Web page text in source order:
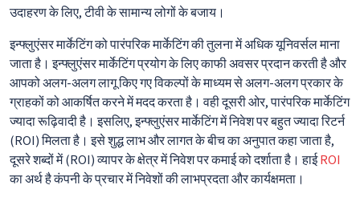
उदाहरण के लिए, टीवी के सामान्य लोगों के बजाय।
इन्फ्लुएंसर मार्केटिंग को पारंपरिक मार्केटिंग की तुलना में अधिक यूनिवर्सल माना
जाता है। इन्फ्लुएंसर मार्केटिंग प्रयोग के लिए काफी अवसर प्रदान करती है और
आपको अलग-अलग लागू किए गए विकल्पों के माध्यम से अलग-अलग प्रकार के
ग्राहकों को आकर्षित करने में मदद करता है। वही दूसरी ओर, पारंपरिक मार्केटिंग
ज्यादा रूढ़िवादी है। इसलिए, इन्फ्लुएंसर मार्केटिंग में निवेश पर बहुत ज्यादा रिटर्न
(ROI) मिलता है। इसे शुद्ध लाभ और लागत के बीच का अनुपात कहा जाता है,
दूसरे शब्दों में (ROI) व्यापर के क्षेत्र में निवेश पर कमाई को दर्शाता है। हाईROI
का अर्थ है कंपनी के प्रचार में निवेशों की लाभप्रदता और कार्यक्षमता।